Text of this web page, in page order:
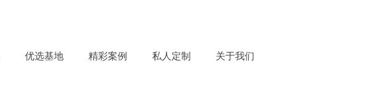
优选基地 精彩案例 私人定制 关于我们